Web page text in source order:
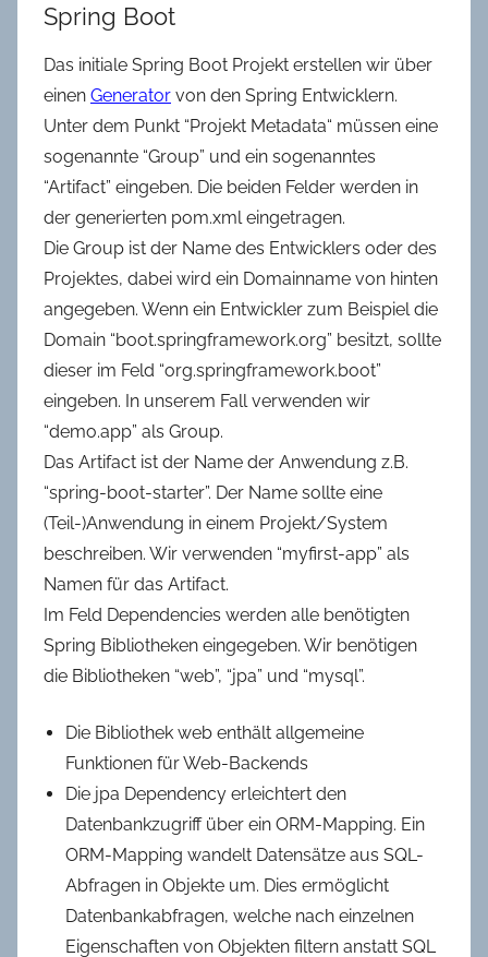
Spring Boot
Das initiale Spring Boot Projekt erstellen wir über
einen Generator von den Spring Entwicklern.
Unter dem Punkt “Projekt Metadata“ müssen eine
sogenannte “Group” und ein sogenanntes
“Artifact” eingeben. Die beiden Felder werden in
der generierten pom.xml eingetragen.
Die Group ist der Name des Entwicklers oder des
Projektes, dabei wird ein Domainname von hinten
angegeben. Wenn ein Entwickler zum Beispiel die
Domain “boot.springframework.org” besitzt, sollte
dieser im Feld “org.springframework.boot”
eingeben. In unserem Fall verwenden wir
“demo.app” als Group.
Das Artifact ist der Name der Anwendung z.B.
“spring-boot-starter”. Der Name sollte eine
(Teil-)Anwendung in einem Projekt/System
beschreiben. Wir verwenden “myfirst-app” als
Namen für das Artifact.
Im Feld Dependencies werden alle benötigten
Spring Bibliotheken eingegeben. Wir benötigen
die Bibliotheken “web”, “jpa” und “mysql”.
Die Bibliothek web enthält allgemeine
Funktionen für Web-Backends
Die jpa Dependency erleichtert den
Datenbankzugriff über ein ORM-Mapping. Ein
ORM-Mapping wandelt Datensätze aus SQL-
Abfragen in Objekte um. Dies ermöglicht
Datenbankabfragen, welche nach einzelnen
Eigenschaften von Objekten filtern anstatt SQL